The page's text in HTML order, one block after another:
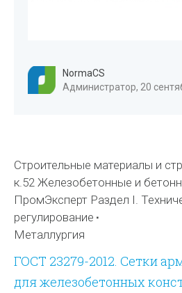
NormaCS
Администратор, 20
Строительные материалы и
к.52 Железобетонные и
ПромЭксперт Раздел I.
регулирование
Металлургия
ГОСТ 23279-2012. Сетки
для железобетонных